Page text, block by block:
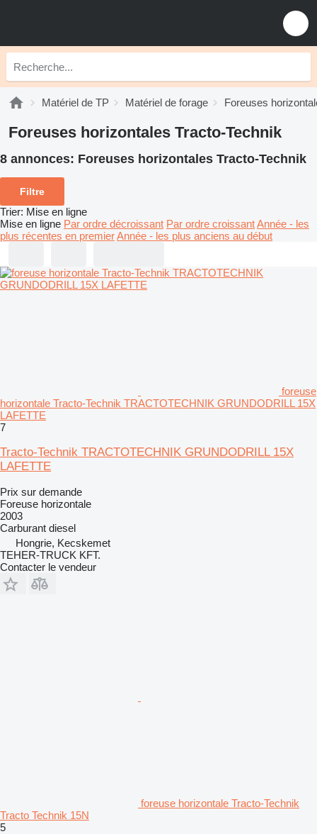
Matériel de TP Matériel de forage Foreuses
Foreuses horizontales Tracto-Technik
8 annonces: Foreuses horizontales Tracto-Technik
Filtre
Trier: Mise en ligne
Mise en ligne Par ordre décroissant Par ordre croissantAnnée - les
plus récentes en premierAnnée - les plus anciens au début
foreuse
horizontale Tracto-Technik TRACTOTECHNIK GRUNDODRILL 15X
LAFETTE
7
Tracto-Technik TRACTOTECHNIK GRUNDODRILL 15X
LAFETTE
Prix sur demande
Foreuse horizontale
2003
Carburant diesel
Hongrie, Kecskemet
TEHER-TRUCK KFT.
Contacter le vendeur
foreuse horizontale Tracto-Technik
Tracto Technik 15N
5